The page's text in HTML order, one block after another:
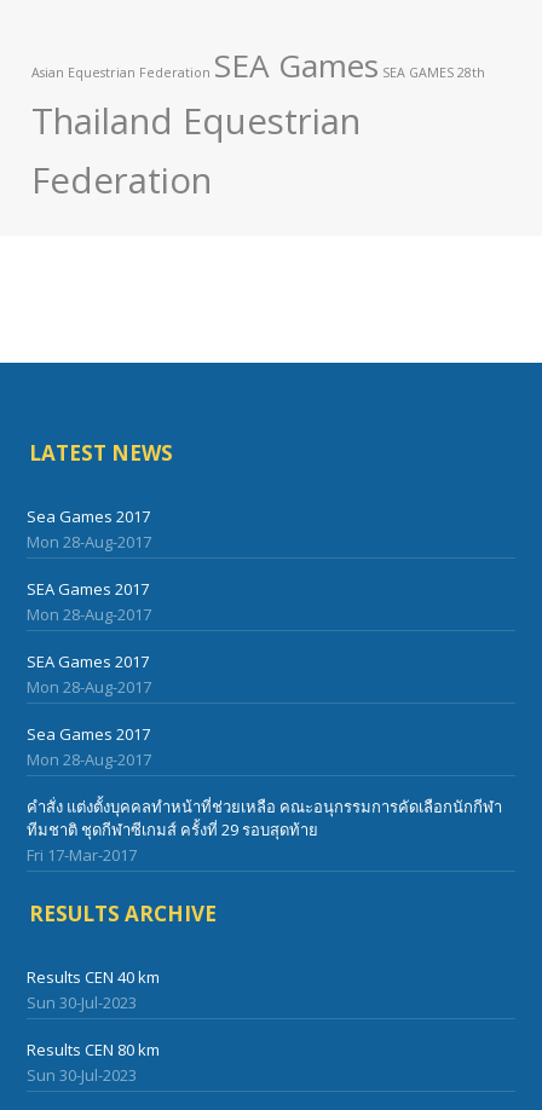
Asian Equestrian Federation SEA Games SEA GAMES 28th
Thailand Equestrian
Federation
LATEST NEWS
Sea Games 2017
Mon 28-Aug-2017
SEA Games 2017
Mon 28-Aug-2017
SEA Games 2017
Mon 28-Aug-2017
Sea Games 2017
Mon 28-Aug-2017
คำสั่ง แต่งตั้งบุคคลทำหน้าที่ช่วยเหลือ คณะอนุกรรมการคัดเลือกนักกีฬา
ทีมชาติ ชุดกีฬาซีเกมส์ ครั้งที่ 29 รอบสุดท้าย
Fri 17-Mar-2017
RESULTS ARCHIVE
Results CEN 40 km
Sun 30-Jul-2023
Results CEN 80 km
Sun 30-Jul-2023